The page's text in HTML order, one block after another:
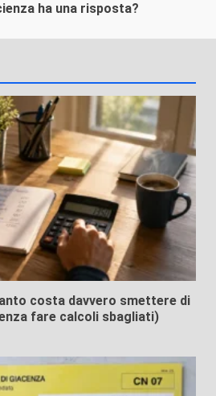
ha una risposta?
costa davvero smettere di
fare calcoli sbagliati)